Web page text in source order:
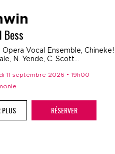
Bess
Opera Vocal Ensemble,
N. Yende, C. Scott...
11 septembre 2026 • 19h00
PLUS RÉSERVER